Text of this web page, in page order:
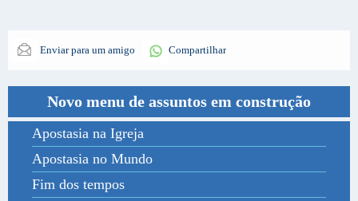
Enviar para um amigo Compartilhar
Novo menu de assuntos em construção
Apostasia na Igreja
Apostasia no Mundo
Fim dos tempos